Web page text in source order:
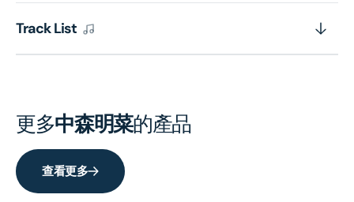
Track List
更多中森明菜的產品
查看更多